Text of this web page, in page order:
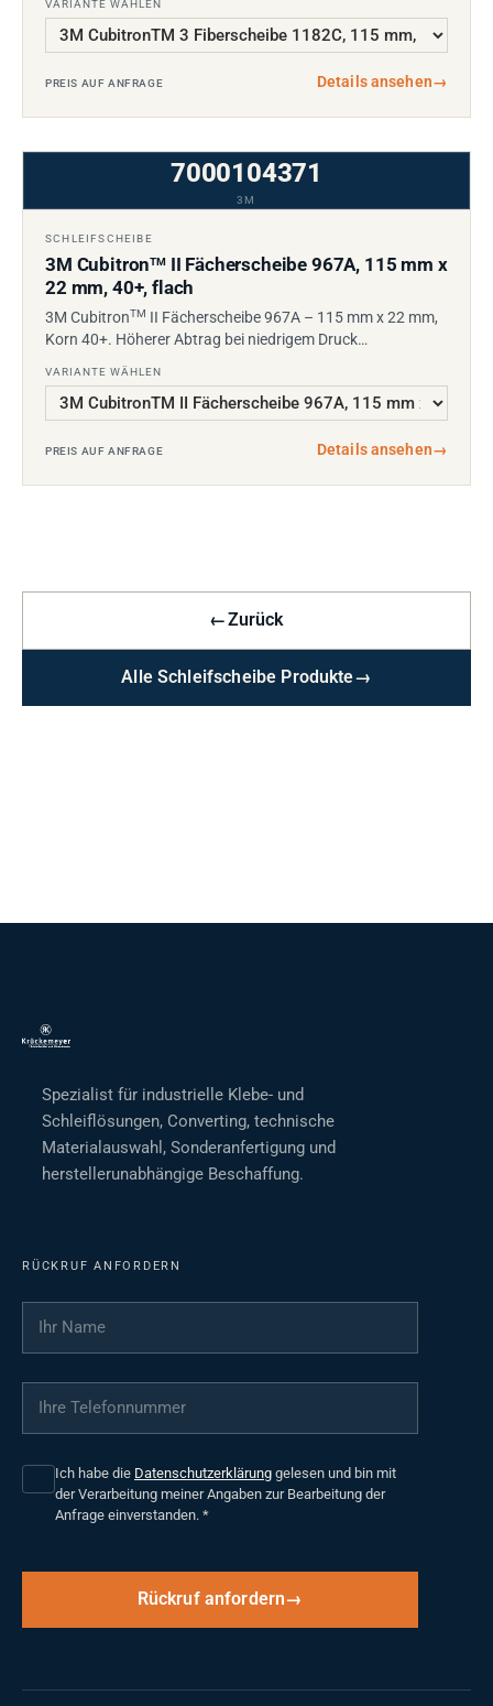
VARIANTE WÄHLEN
PREIS AUF ANFRAGE Details ansehen→
7000104371
3M
SCHLEIFSCHEIBE
3M CubitronTMII Fächerscheibe 967A, 115 mm x
22 mm, 40+, flach
3M CubitronTM II Fächerscheibe 967A – 115 mm x 22 mm,
Korn 40+. Höherer Abtrag bei niedrigem Druck…
VARIANTE WÄHLEN
PREIS AUF ANFRAGE Details ansehen→
←Zurück
Alle Schleifscheibe Produkte→
Spezialist für industrielle Klebe- und
Schleiflösungen, Converting, technische
Materialauswahl, Sonderanfertigung und
herstellerunabhängige Beschaffung.
RÜCKRUF ANFORDERN
Ihr Name
Ihre Telefonnummer
Ich habe die Datenschutzerklärung gelesen und bin mit
der Verarbeitung meiner Angaben zur Bearbeitung der
Anfrage einverstanden. *
Rückruf anfordern